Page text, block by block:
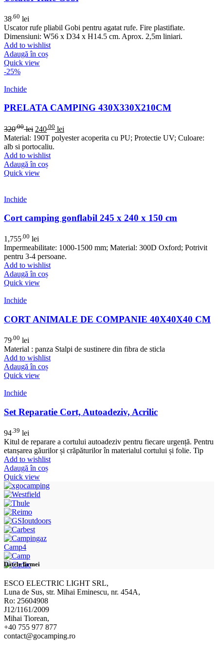
38 .60 lei
Uscator rufe pliabil Gobi pentru agatat rufe. Fire plastifiate.
Dimensiuni: W56 x D34 x H14.5 cm. Aprox. 2,5m liniari.
Add to wishlist
Adaugă în coș
Quick view
-25%
Inchide
PRELATA CAMPING 430X330X210CM
320.00 lei 240 .00 lei
Material: 190T polyester acoperita cu PU; Protectie UV; Culoare:
alb si portocaliu.
Add to wishlist
Adaugă în coș
Quick view
Inchide
Cort camping gonflabil 245 x 240 x 150 cm
1,755 .00 lei
Impermeabilitate: 1000-1500 mm; Material: 300D Oxford; Potrivit
pentru 3-4 persoane.
Add to wishlist
Adaugă în coș
Quick view
Inchide
CORT ANIMALE DE COMPANIE 40X40X40 CM
79 .00 lei
Material : panza Stalpi de sustinere din fibra de sticla
Add to wishlist
Adaugă în coș
Quick view
Inchide
Set Reparatie Cort, Autoadeziv, Acrilic
94 .39 lei
Kitul de reparare a cortului autoadeziv pentru fiecare urgență. Pentru
etanșarea găurilor și crăpăturilor în materialul cortului și folie. Tip
Add to wishlist
Adaugă în coș
Quick view
Camp4
Datele firmei
ESCO ELECTRIC LIGHT SRL,
Luna de Sus, str. Mihai Eminescu, nr. 454A,
Ro: 25604908
J12/1161/2009
Mihai Tiorean,
+40 755 977 877
contact@gocamping.ro